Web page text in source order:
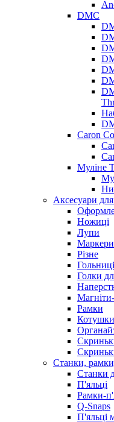
DMC
Caron
Муліне
Аксесуари
Ножиці
Лупи
Різне
Голки
Рамки
Котушки
Станки,
Станки
П'яльці
Рамки-
Q-Snaps
П'яльці